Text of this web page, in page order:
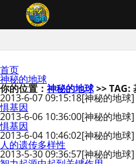
首页
神秘的地球
你的位置：神秘的地球>> TAG:
2013-6-07 09:15:18[神秘的地球]
惧基因
2013-6-06 10:36:00[神秘的地球]
惧基因
2013-6-04 10:46:02[神秘的地球]
人的遗传多样性
2013-5-30 09:36:57[神秘的地球]